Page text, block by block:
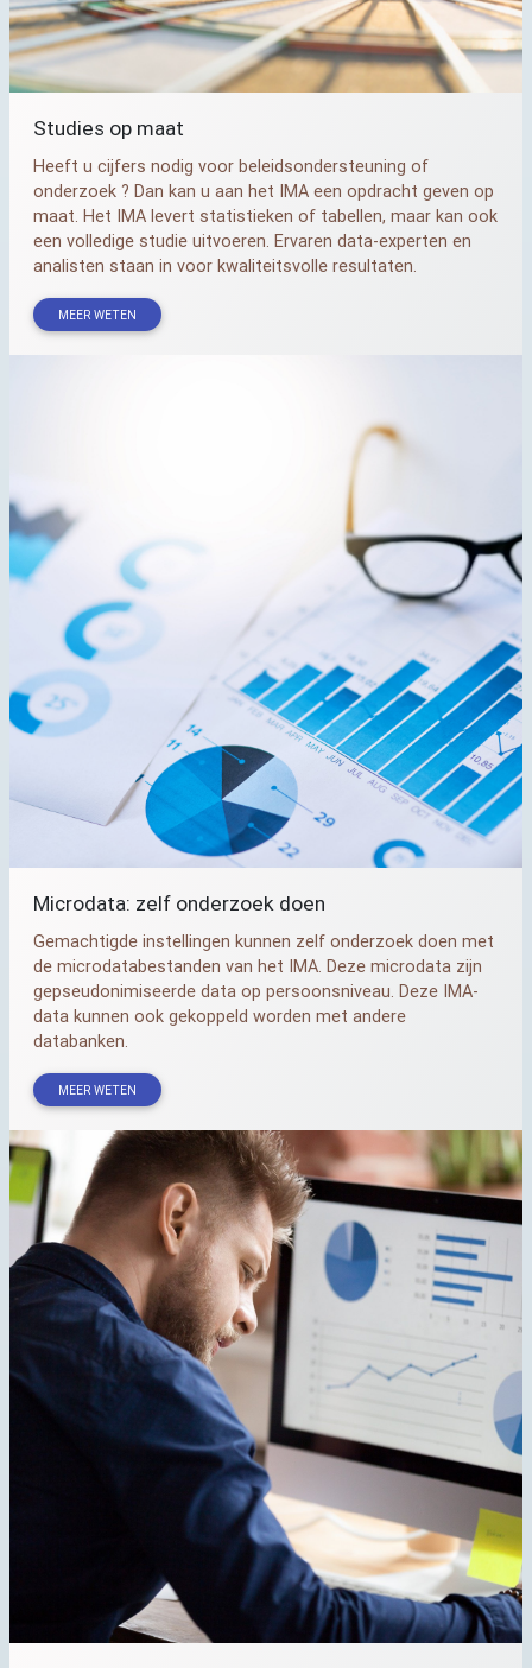
Studies op maat
Heeft u cijfers nodig voor beleidsondersteuning of
onderzoek ? Dan kan u aan het IMA een opdracht geven op
maat. Het IMA levert statistieken of tabellen, maar kan ook
een volledige studie uitvoeren. Ervaren data-experten en
analisten staan in voor kwaliteitsvolle resultaten.
MEER WETEN
Microdata: zelf onderzoek doen
Gemachtigde instellingen kunnen zelf onderzoek doen met
de microdatabestanden van het IMA. Deze microdata zijn
gepseudonimiseerde data op persoonsniveau. Deze IMA-
data kunnen ook gekoppeld worden met andere
databanken.
MEER WETEN